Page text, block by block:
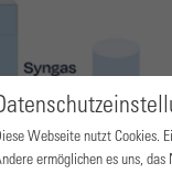
Webseite nutzt Cookies.
ermöglichen es uns,